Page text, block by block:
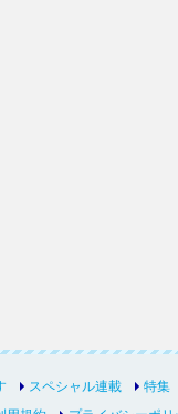
スペシャル連載 特集